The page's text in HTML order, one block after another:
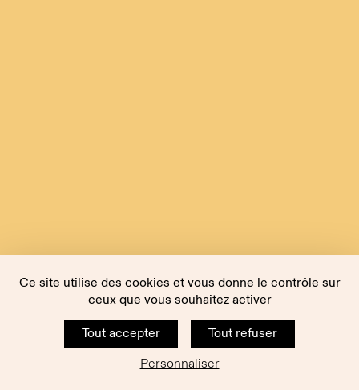
Ce site utilise des cookies et vous donne le contrôle sur
ceux que vous souhaitez activer
Tout accepter
Tout refuser
Personnaliser